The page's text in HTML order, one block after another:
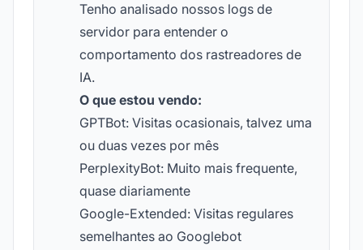
Tenho analisado nossos logs de
servidor para entender o
comportamento dos rastreadores de
IA.
O que estou vendo:
GPTBot: Visitas ocasionais, talvez uma
ou duas vezes por mês
PerplexityBot: Muito mais frequente,
quase diariamente
Google-Extended: Visitas regulares
semelhantes ao Googlebot